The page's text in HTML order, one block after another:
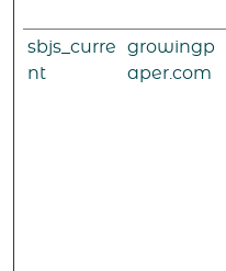
sbjs_curre
nt
growingp
aper.com